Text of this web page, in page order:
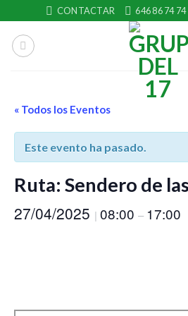
to
content
CONTACTAR 646 86 74 74
« Todos los Eventos
Este evento ha pasado.
Ruta: Sendero de
27/04/2025 | 08:00 – 17:00